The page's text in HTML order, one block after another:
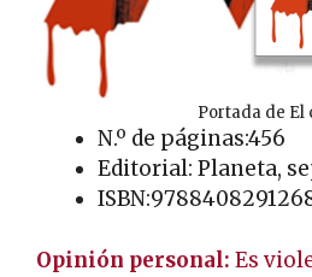
Portada de El
N.º de páginas:456
Editorial: Planeta,
Opinión personal: Es